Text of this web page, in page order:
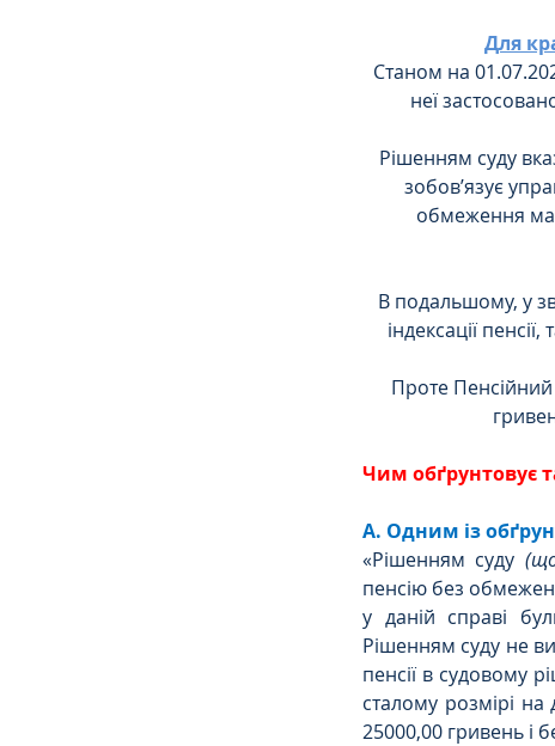
Для
Станом на
неї
Рішенням суду
зобов’язує
обмеження
В подальшому, у
індексації пенсії,
Проте Пенсійний
Чим обґрунтовує
А. Одним із
«Рішенням суду
пенсію без
у даній справі
Рішенням суду не
пенсії в судовому
сталому розмірі на
25000,00 гривень і